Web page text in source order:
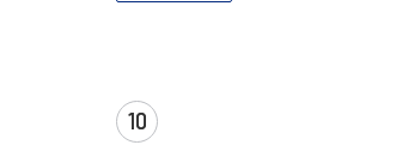
10